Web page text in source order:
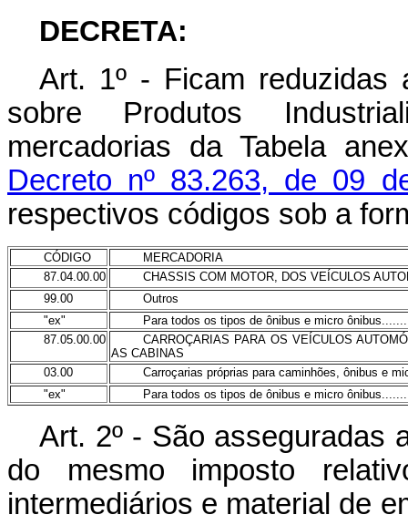
DECRETA:
Art. 1º - Ficam
sobre Produtos
mercadorias da Tabela
Decreto nº 83.263, de 09
respectivos códigos sob a
CÓDIGO
MERCADORIA
87.04.00.00
CHASSIS COM MOTOR, DOS VEÍCULOS
99.00
Outros
"ex"
Para todos os tipos de ônibus e micro
87.05.00.00
CARROÇARIAS PARA OS VEÍCULOS
AS CABINAS
03.00
Carroçarias próprias para caminhões, ônibus e
"ex"
Para todos os tipos de ônibus e micro
Art. 2º - São asseguradas
do mesmo imposto
intermediários e material de